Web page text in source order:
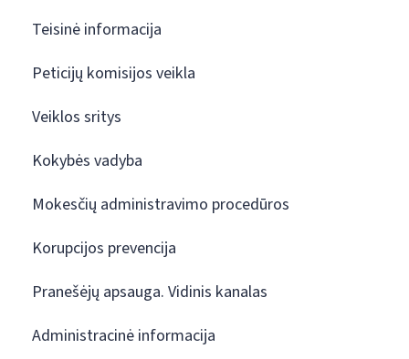
Teisinė informacija
Peticijų komisijos veikla
Veiklos sritys
Kokybės vadyba
Mokesčių administravimo procedūros
Korupcijos prevencija
Pranešėjų apsauga. Vidinis kanalas
Administracinė informacija